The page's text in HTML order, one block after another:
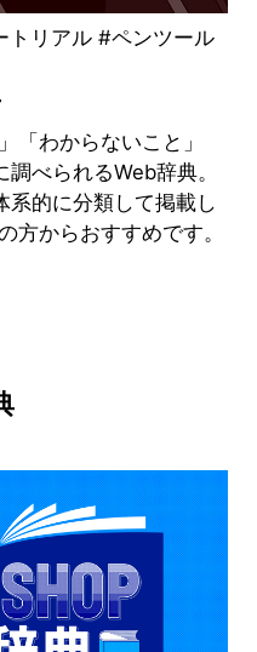
リアル #ペンツール
「わからないこと」
調べられるWeb辞典。
系的に分類して掲載し
方からおすすめです。